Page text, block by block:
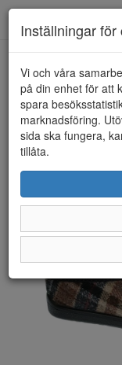
HEM FLY FLOT
Inställningar för
Vi och våra
på din enhet för att
spara
marknadsföring.
sida ska fungera,
tillåta.